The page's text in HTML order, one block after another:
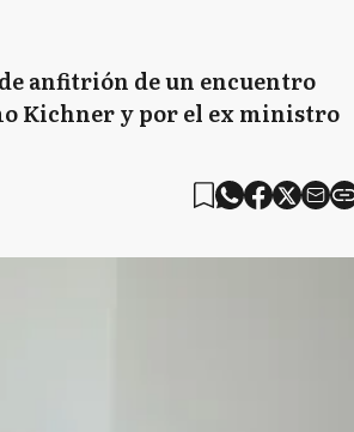
anfitrión de un encuentro
Kichner y por el ex ministro